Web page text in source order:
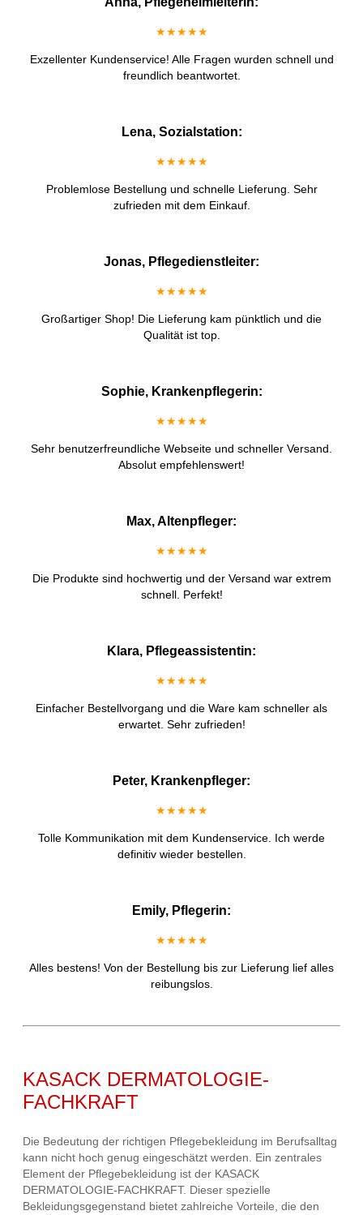
★★★★★
Exzellenter Kundenservice! Alle Fragen wurden schnell und
freundlich beantwortet.
Lena, Sozialstation:
★★★★★
Problemlose Bestellung und schnelle Lieferung. Sehr
zufrieden mit dem Einkauf.
Jonas, Pflegedienstleiter:
★★★★★
Großartiger Shop! Die Lieferung kam pünktlich und die
Qualität ist top.
Sophie, Krankenpflegerin:
★★★★★
Sehr benutzerfreundliche Webseite und schneller Versand.
Absolut empfehlenswert!
Max, Altenpfleger:
★★★★★
Die Produkte sind hochwertig und der Versand war extrem
schnell. Perfekt!
Klara, Pflegeassistentin:
★★★★★
Einfacher Bestellvorgang und die Ware kam schneller als
erwartet. Sehr zufrieden!
Peter, Krankenpfleger:
★★★★★
Tolle Kommunikation mit dem Kundenservice. Ich werde
definitiv wieder bestellen.
Emily, Pflegerin:
★★★★★
Alles bestens! Von der Bestellung bis zur Lieferung lief alles
reibungslos.
KASACK DERMATOLOGIE-
FACHKRAFT
Die Bedeutung der richtigen Pflegebekleidung im Berufsalltag
kann nicht hoch genug eingeschätzt werden. Ein zentrales
Element der Pflegebekleidung ist der KASACK
DERMATOLOGIE-FACHKRAFT. Dieser spezielle
Bekleidungsgegenstand bietet zahlreiche Vorteile, die den